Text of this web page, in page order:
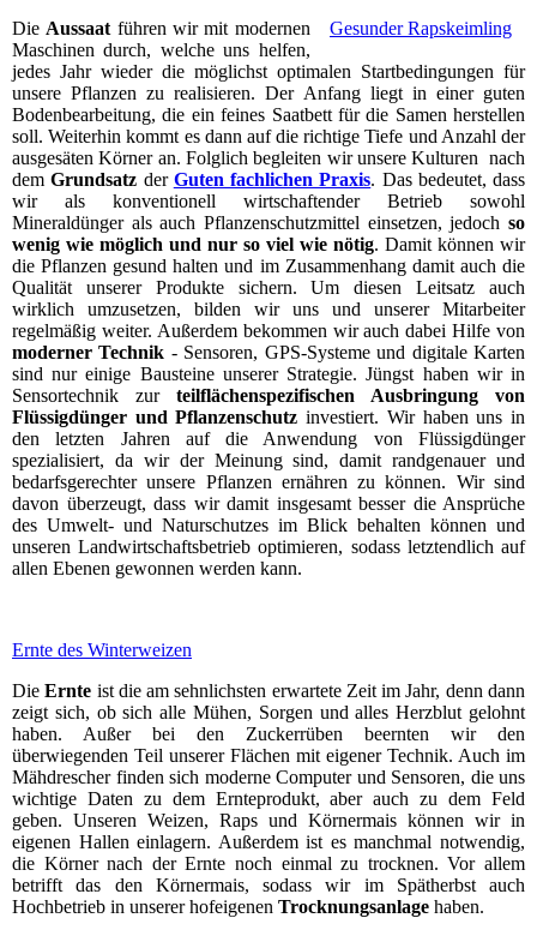
Gesunder Rapskeimling
Die Aussaat führen wir mit modernen
Maschinen durch, welche uns helfen,
jedes Jahr wieder die möglichst optimalen Startbedingungen für
unsere Pflanzen zu realisieren. Der Anfang liegt in einer guten
Bodenbearbeitung, die ein feines Saatbett für die Samen herstellen
soll. Weiterhin kommt es dann auf die richtige Tiefe und Anzahl der
ausgesäten Körner an. Folglich begleiten wir unsere Kulturen nach
demGrundsatz der Guten fachlichen Praxis. Das bedeutet, dass
wir als konventionell wirtschaftender Betrieb sowohl
Mineraldünger als auch Pflanzenschutzmittel einsetzen, jedoch so
wenig wie möglich und nur so viel wie nötig. Damit können wir
die Pflanzen gesund halten und im Zusammenhang damit auch die
Qualität unserer Produkte sichern. Um diesen Leitsatz auch
wirklich umzusetzen, bilden wir uns und unserer Mitarbeiter
regelmäßig weiter. Außerdem bekommen wir auch dabei Hilfe von
moderner Technik - Sensoren, GPS-Systeme und digitale Karten
sind nur einige Bausteine unserer Strategie. Jüngst haben wir in
Sensortechnik zur teilflächenspezifischen Ausbringung von
Flüssigdünger und Pflanzenschutz investiert. Wir haben uns in
den letzten Jahren auf die Anwendung von Flüssigdünger
spezialisiert, da wir der Meinung sind, damit randgenauer und
bedarfsgerechter unsere Pflanzen ernähren zu können. Wir sind
davon überzeugt, dass wir damit insgesamt besser die Ansprüche
des Umwelt- und Naturschutzes im Blick behalten können und
unseren Landwirtschaftsbetrieb optimieren, sodass letztendlich auf
allen Ebenen gewonnen werden kann.
Ernte des Winterweizen
DieErnte ist die am sehnlichsten erwartete Zeit im Jahr, denn dann
zeigt sich, ob sich alle Mühen, Sorgen und alles Herzblut gelohnt
haben. Außer bei den Zuckerrüben beernten wir den
überwiegenden Teil unserer Flächen mit eigener Technik. Auch im
Mähdrescher finden sich moderne Computer und Sensoren, die uns
wichtige Daten zu dem Ernteprodukt, aber auch zu dem Feld
geben. Unseren Weizen, Raps und Körnermais können wir in
eigenen Hallen einlagern. Außerdem ist es manchmal notwendig,
die Körner nach der Ernte noch einmal zu trocknen. Vor allem
betrifft das den Körnermais, sodass wir im Spätherbst auch
Hochbetrieb in unserer hofeigenen Trocknungsanlage haben.